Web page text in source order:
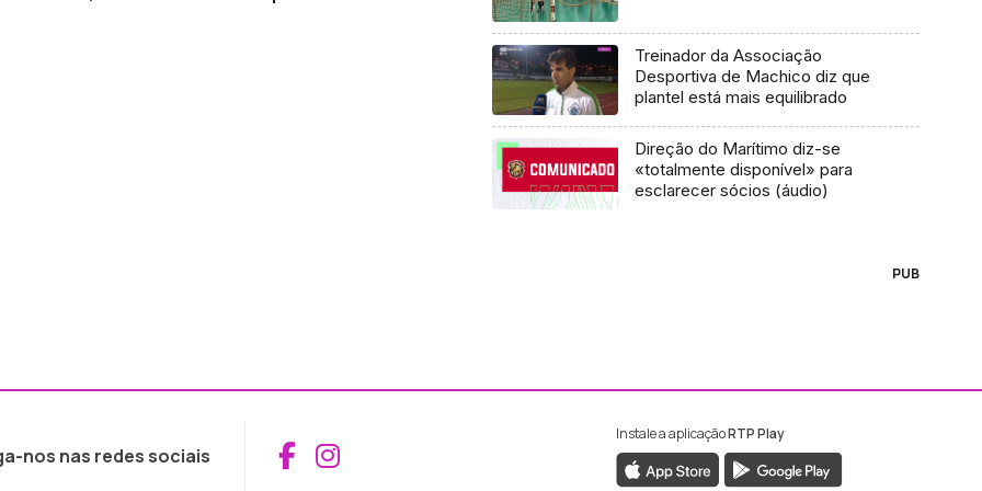
Treinador da Associação
Desportiva de Machico diz que
plantel está mais equilibrado
Direção do Marítimo diz-se
«totalmente disponível» para
esclarecer sócios (áudio)
PUB
nos nas redes sociais Aceder ao Facebook da RTP Madeira
Aceder ao Instagram da RTP Madeira
Instale a aplicaçãoRTP Play